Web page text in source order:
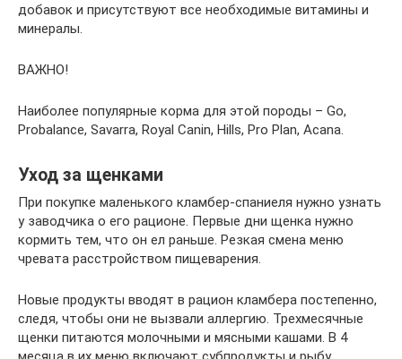
добавок и присутствуют все необходимые витамины и
минералы.
ВАЖНО!
Наиболее популярные корма для этой породы – Go,
Probalance, Savarra, Royal Canin, Hills, Pro Plan, Acana.
Уход за щенками
При покупке маленького кламбер-спаниеля нужно узнать
у заводчика о его рационе. Первые дни щенка нужно
кормить тем, что он ел раньше. Резкая смена меню
чревата расстройством пищеварения.
Новые продукты вводят в рацион кламбера постепенно,
следя, чтобы они не вызвали аллергию. Трехмесячные
щенки питаются молочными и мясными кашами. В 4